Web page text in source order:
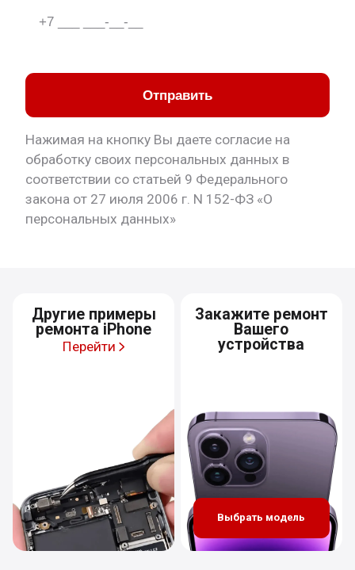
Отправить
Нажимая на кнопку Вы даете согласие на
обработку своих персональных данных в
соответствии со статьей 9 Федерального
закона от 27 июля 2006 г. N 152-ФЗ «О
персональных данных»
Другие примеры
ремонта iPhone
Перейти
Закажите ремонт
Вашего
устройства
Выбрать модель